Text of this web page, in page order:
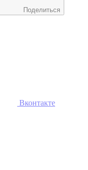
Поделиться
Вконтакте